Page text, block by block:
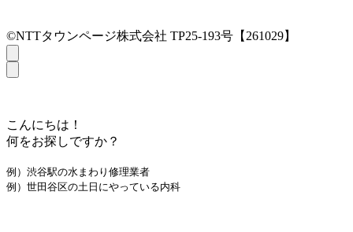
©NTTタウンページ株式会社 TP25-193号【261029】
こんにちは！
何をお探しですか？
例）渋谷駅の水まわり修理業者
例）世田谷区の土日にやっている内科